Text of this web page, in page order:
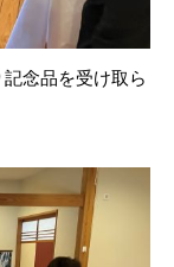
念品を受け取ら